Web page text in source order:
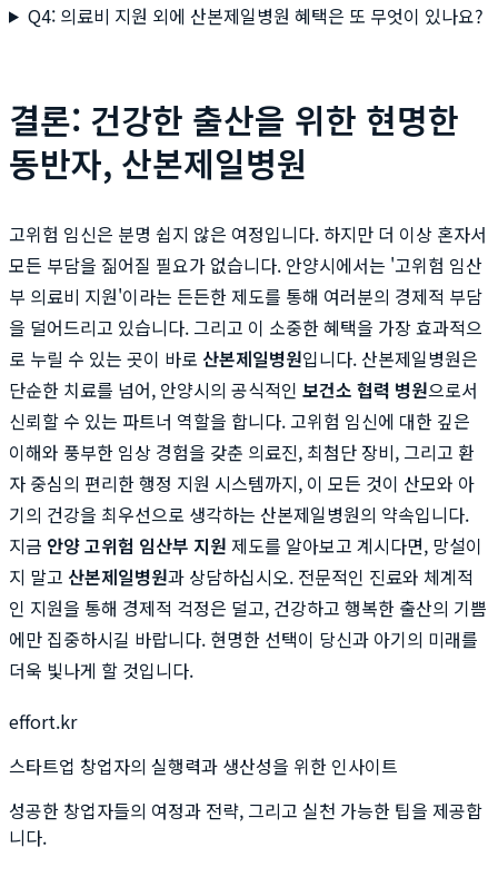
Q4: 의료비 지원 외에 산본제일병원 혜택은 또 무엇이 있나요?
결론: 건강한 출산을 위한 현명한
동반자, 산본제일병원
고위험 임신은 분명 쉽지 않은 여정입니다. 하지만 더 이상 혼자서
모든 부담을 짊어질 필요가 없습니다. 안양시에서는 '고위험 임산
부 의료비 지원'이라는 든든한 제도를 통해 여러분의 경제적 부담
을 덜어드리고 있습니다. 그리고 이 소중한 혜택을 가장 효과적으
로 누릴 수 있는 곳이 바로 산본제일병원입니다. 산본제일병원은
단순한 치료를 넘어, 안양시의 공식적인 보건소 협력 병원으로서
신뢰할 수 있는 파트너 역할을 합니다. 고위험 임신에 대한 깊은
이해와 풍부한 임상 경험을 갖춘 의료진, 최첨단 장비, 그리고 환
자 중심의 편리한 행정 지원 시스템까지, 이 모든 것이 산모와 아
기의 건강을 최우선으로 생각하는 산본제일병원의 약속입니다.
지금 안양 고위험 임산부 지원 제도를 알아보고 계시다면, 망설이
지 말고 산본제일병원과 상담하십시오. 전문적인 진료와 체계적
인 지원을 통해 경제적 걱정은 덜고, 건강하고 행복한 출산의 기쁨
에만 집중하시길 바랍니다. 현명한 선택이 당신과 아기의 미래를
더욱 빛나게 할 것입니다.
effort.kr
스타트업 창업자의 실행력과 생산성을 위한 인사이트
성공한 창업자들의 여정과 전략, 그리고 실천 가능한 팁을 제공합
니다.